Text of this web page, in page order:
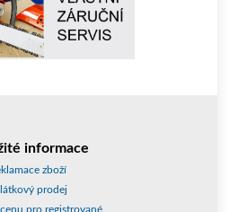
informace
zboží
prodej
cenu pro registrované